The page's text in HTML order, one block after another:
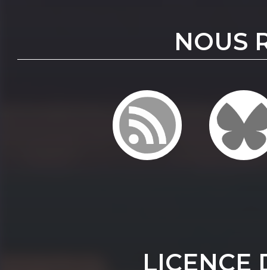
NOUS
LICENCE